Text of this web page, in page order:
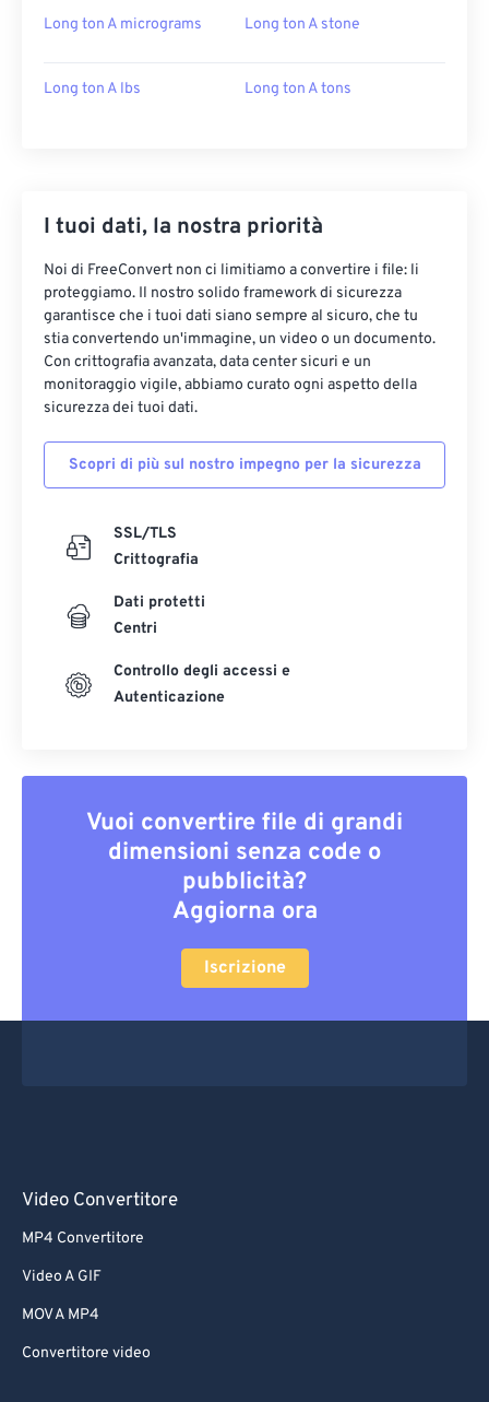
Long ton A micrograms Long ton A stone
Long ton A lbs Long ton A tons
I tuoi dati, la nostra priorità
Noi di FreeConvert non ci limitiamo a convertire i file: li
proteggiamo. Il nostro solido framework di sicurezza
garantisce che i tuoi dati siano sempre al sicuro, che tu
stia convertendo un'immagine, un video o un documento.
Con crittografia avanzata, data center sicuri e un
monitoraggio vigile, abbiamo curato ogni aspetto della
sicurezza dei tuoi dati.
Scopri di più sul nostro impegno per la sicurezza
SSL/TLS
Crittografia
Dati protetti
Centri
Controllo degli accessi e
Autenticazione
Vuoi convertire file di grandi
dimensioni senza code o
pubblicità?
Aggiorna ora
Iscrizione
Video Convertitore
MP4 Convertitore
Video A GIF
MOV A MP4
Convertitore video